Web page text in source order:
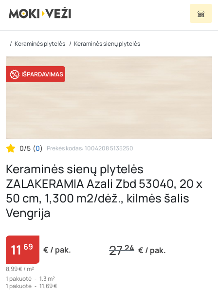
Keraminės plytelės Keraminės sienų plytelės
IŠPARDAVIMAS
0/5 (0) Prekės kodas: 1004208 5135250
Keraminės sienų plytelės
ZALAKERAMIA Azali Zbd 53040, 20 x
50 cm, 1,300 m2/dėž., kilmės šalis
Vengrija
11 69 € / pak. 2724 € / pak.
8,99 € / m²
1 pakuotė ‐ 1.3 m²
1 pakuotė ‐ 11,69 €